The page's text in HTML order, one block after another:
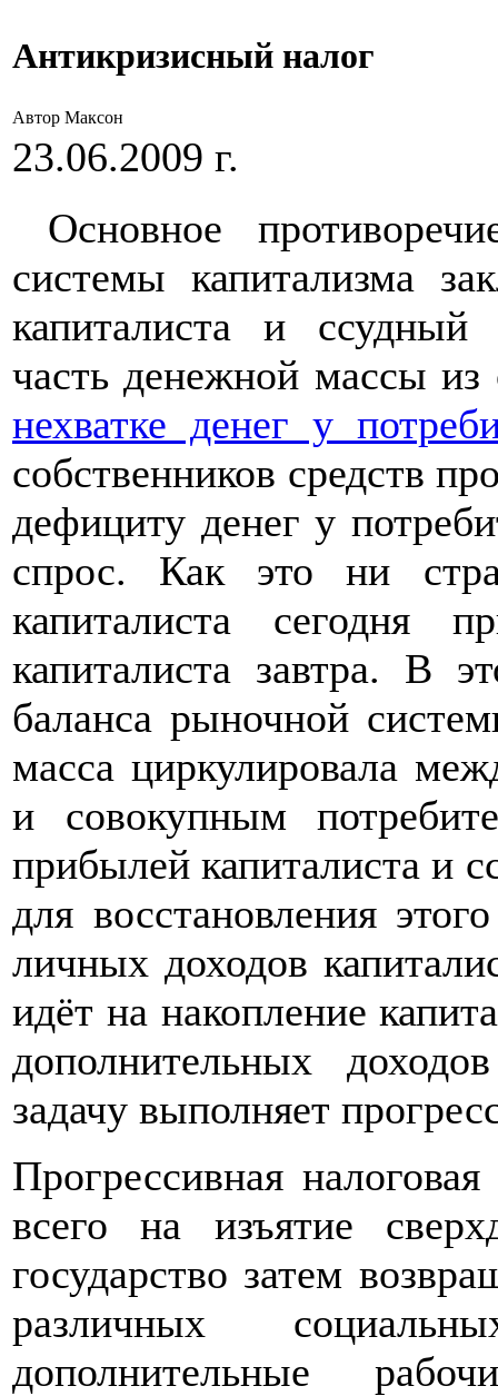
Антикризисный налог
Автор Максон
23.06.2009 г.
Основное
системы капитализма
капиталиста и
часть денежной массы
нехватке денег у
собственников средств
дефициту денег у
спрос. Как это ни
капиталиста сегодня
капиталиста завтра. В
баланса рыночной
масса циркулировала
и совокупным
прибылей капиталиста и
для восстановления
личных доходов
идёт на накопление
дополнительных
задачу выполняет
Прогрессивная
всего на изъятие
государство затем
различных
дополнительные